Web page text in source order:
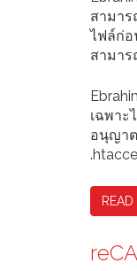
สามาร
ไฟล์ก่อ
สามาร
เฉพาะ
อนุญา